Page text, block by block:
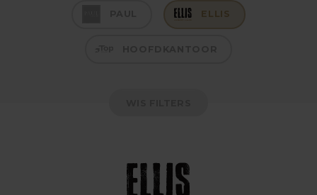
ELLIS